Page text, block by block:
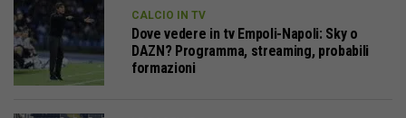
CALCIO IN TV
Dove vedere in tv Empoli-Napoli: Sky o
DAZN? Programma, streaming, probabili
formazioni